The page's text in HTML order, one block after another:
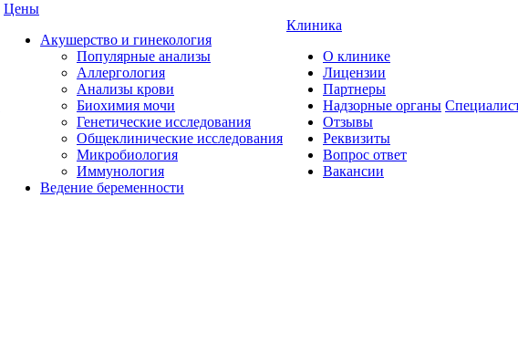
Цены
Акушерство и гинекология
Популярные анализы
Аллергология
Анализы крови
Биохимия мочи
Генетические исследования
Общеклинические исследования
Микробиология
Иммунология
Ведение беременности
Клиника
О клинике
Лицензии
Партнеры
Надзорные органы
Отзывы
Реквизиты
Вопрос ответ
Вакансии